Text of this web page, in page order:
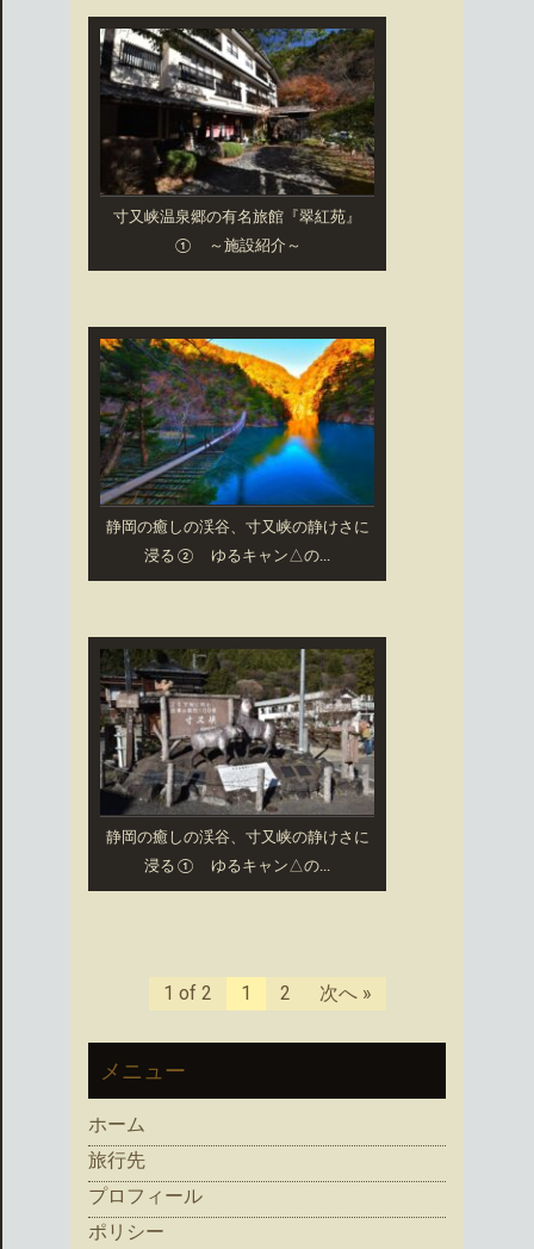
寸又峡温泉郷の有名旅館『翠紅苑』
① ～施設紹介～
静岡の癒しの渓谷、寸又峡の静けさに
浸る② ゆるキャン△の...
静岡の癒しの渓谷、寸又峡の静けさに
浸る① ゆるキャン△の...
1 of 2 1 2 次へ »
メニュー
ホーム
旅行先
プロフィール
ポリシー